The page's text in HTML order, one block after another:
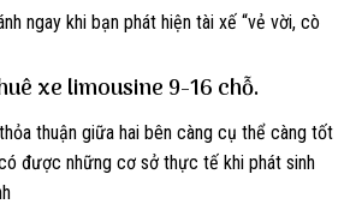
ngay khi bạn phát hiện tài xế “vẻ vời, cò
xe limousine 9-16 chỗ.
thuận giữa hai bên càng cụ thể càng tốt
được những cơ sở thực tế khi phát sinh